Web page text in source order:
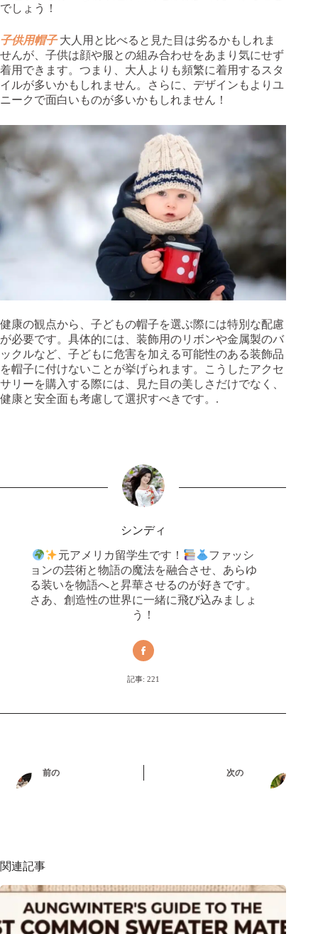
でしょう！
子供用帽子大人用と比べると見た目は劣るかもしれま
せんが、子供は顔や服との組み合わせをあまり気にせず
着用できます。つまり、大人よりも頻繁に着用するスタ
イルが多いかもしれません。さらに、デザインもよりユ
ニークで面白いものが多いかもしれません！
健康の観点から、子どもの帽子を選ぶ際には特別な配慮
が必要です。具体的には、装飾用のリボンや金属製のバ
ックルなど、子どもに危害を加える可能性のある装飾品
を帽子に付けないことが挙げられます。こうしたアクセ
サリーを購入する際には、見た目の美しさだけでなく、
健康と安全面も考慮して選択すべきです。.
シンディ
元アメリカ留学生です！
ファッシ
ョンの芸術と物語の魔法を融合させ、あらゆ
る装いを物語へと昇華させるのが好きです。
さあ、創造性の世界に一緒に飛び込みましょ
う！
記事: 221
前の 次の
関連記事